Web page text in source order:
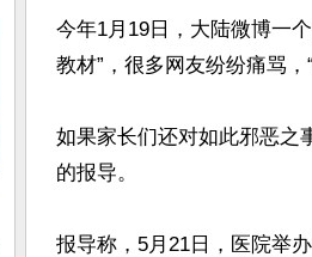
今年1月19日，大陆微博一
教材”，很多网友纷纷痛骂，“
如果家长们还对如此邪恶之
的报导。
报导称，5月21日，医院举